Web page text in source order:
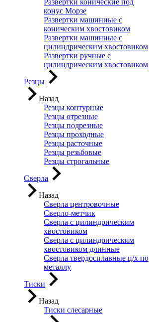
Развертки конические под
конус Морзе
Развертки машинные с
коническим хвостовиком
Развертки машинные с
цилиндрическим хвостовиком
Развертки ручные с
цилиндрическим хвостовиком
Резцы
Назад
Резцы контурные
Резцы отрезные
Резцы подрезные
Резцы проходные
Резцы расточные
Резцы резьбовые
Резцы строгальные
Сверла
Назад
Сверла центровочные
Сверло-метчик
Сверла с цилиндрическим
хвостовиком
Сверла с цилиндрическим
хвостовиком длинные
Сверла твердосплавные ц/х по
металлу
Тиски
Назад
Тиски слесарные